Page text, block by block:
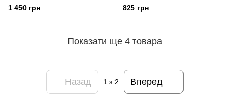
1 450 грн
зносостійкий, зі штучної шкіри,
для футболу
825 грн
Показати ще 4 товара
Назад 1 з 2 Вперед